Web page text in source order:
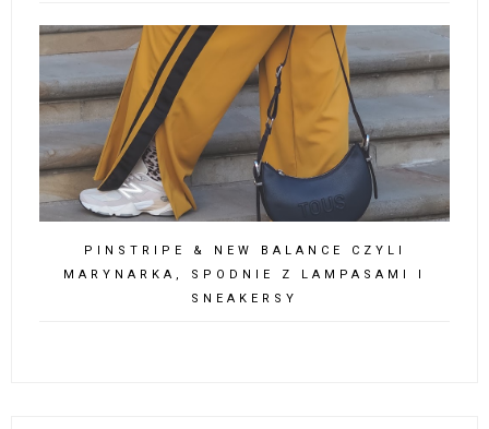
PINSTRIPE & NEW BALANCE CZYLI
MARYNARKA, SPODNIE Z LAMPASAMI I
SNEAKERSY